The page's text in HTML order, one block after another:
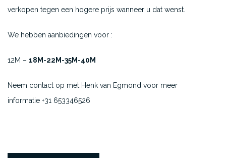
verkopen tegen een hogere prijs wanneer u dat wenst.
We hebben aanbiedingen voor :
12M – 18M-22M-35M-40M
Neem contact op met Henk van Egmond voor meer
informatie +31 653346526